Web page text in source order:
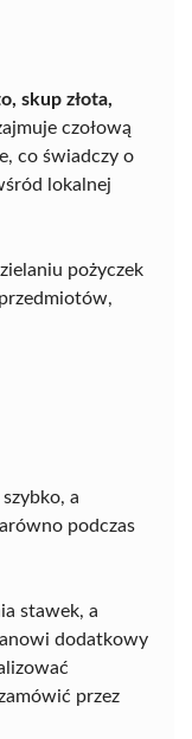
skup złota,
czołową
co świadczy o
lokalnej
pożyczek
a
podczas
stawek, a
dodatkowy
przez